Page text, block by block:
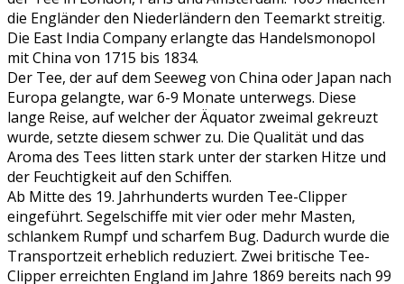
die Engländer den Niederländern den Teemarkt streitig.
Die East India Company erlangte das Handelsmonopol
mit China von 1715 bis 1834.
Der Tee, der auf dem Seeweg von China oder Japan nach
Europa gelangte, war 6-9 Monate unterwegs. Diese
lange Reise, auf welcher der Äquator zweimal gekreuzt
wurde, setzte diesem schwer zu. Die Qualität und das
Aroma des Tees litten stark unter der starken Hitze und
der Feuchtigkeit auf den Schiffen.
Ab Mitte des 19. Jahrhunderts wurden Tee-Clipper
eingeführt. Segelschiffe mit vier oder mehr Masten,
schlankem Rumpf und scharfem Bug. Dadurch wurde die
Transportzeit erheblich reduziert. Zwei britische Tee-
Clipper erreichten England im Jahre 1869 bereits nach 99